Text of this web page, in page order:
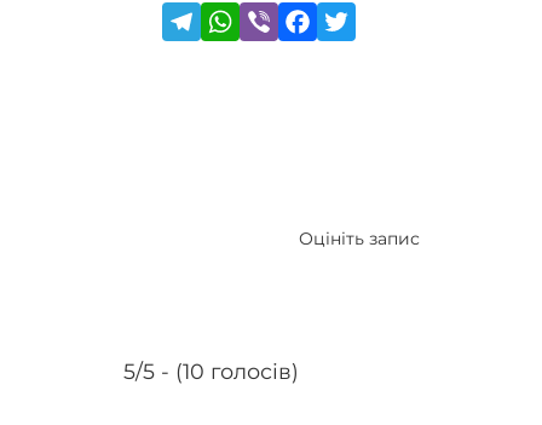
5/5 - (10 голосів)
Оцініть запис